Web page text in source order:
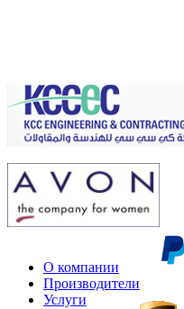
О компании
Производители
Услуги